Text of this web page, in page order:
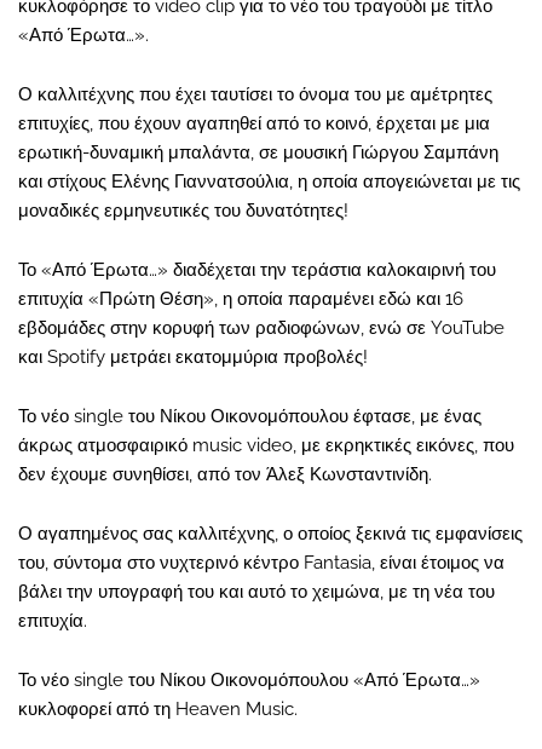
κυκλοφόρησε το video clip για το νέο του τραγούδι με τίτλο
«Από Έρωτα…».
Ο καλλιτέχνης που έχει ταυτίσει το όνομα του με αμέτρητες
επιτυχίες, που έχουν αγαπηθεί από το κοινό, έρχεται με μια
ερωτική-δυναμική μπαλάντα, σε μουσική Γιώργου Σαμπάνη
και στίχους Ελένης Γιαννατσούλια, η οποία απογειώνεται με τις
μοναδικές ερμηνευτικές του δυνατότητες!
Το «Από Έρωτα…» διαδέχεται την τεράστια καλοκαιρινή του
επιτυχία «Πρώτη Θέση», η οποία παραμένει εδώ και 16
εβδομάδες στην κορυφή των ραδιοφώνων, ενώ σε YouTube
και Spotify μετράει εκατομμύρια προβολές!
Το νέο single του Νίκου Οικονομόπουλου έφτασε, με ένας
άκρως ατμοσφαιρικό music video, με εκρηκτικές εικόνες, που
δεν έχουμε συνηθίσει, από τον Άλεξ Κωνσταντινίδη.
Ο αγαπημένος σας καλλιτέχνης, ο οποίος ξεκινά τις εμφανίσεις
του, σύντομα στο νυχτερινό κέντρο Fantasia, είναι έτοιμος να
βάλει την υπογραφή του και αυτό το χειμώνα, με τη νέα του
επιτυχία.
Το νέο single του Νίκου Οικονομόπουλου «Από Έρωτα…»
κυκλοφορεί από τη Heaven Music.